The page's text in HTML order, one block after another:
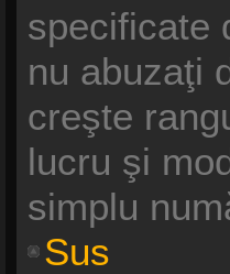
specificate
nu abuzaţi
creşte
lucru şi
simplu
Sus